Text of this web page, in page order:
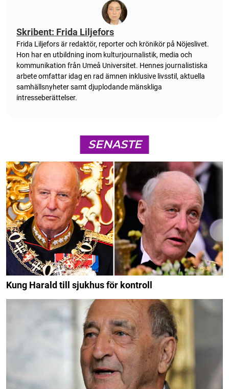
Skribent: Frida Liljefors
Frida Liljefors är redaktör, reporter och krönikör på Nöjeslivet.
Hon har en utbildning inom kulturjournalistik, media och
kommunikation från Umeå Universitet. Hennes journalistiska
arbete omfattar idag en rad ämnen inklusive livsstil, aktuella
samhällsnyheter samt djuplodande mänskliga
intresseberättelser.
SENASTE
Kung Harald till sjukhus för kontroll